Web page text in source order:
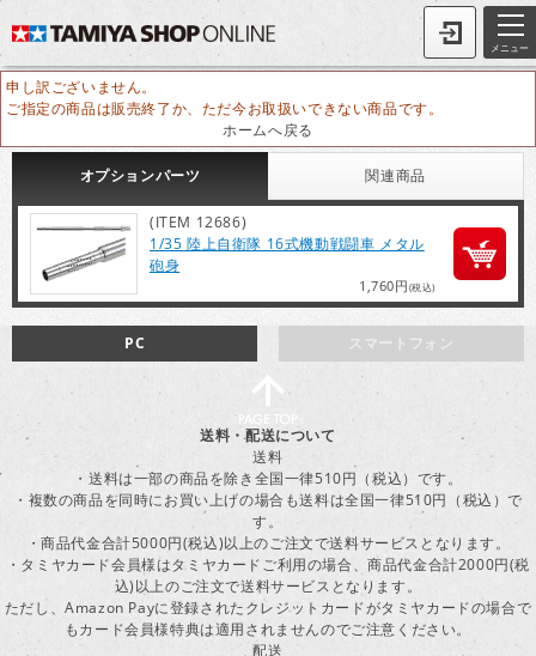
メニュー
申し訳ございません。
ご指定の商品は販売終了か、ただ今お取扱いできない商品です。
ホームへ戻る
オプションパーツ 関連商品
(ITEM 12686)
1/35 陸上自衛隊 16式機動戦闘車 メタル
砲身
1,760円(税込)
スマートフォン
PC
送料・配送について
送料
・送料は一部の商品を除き全国一律510円（税込）です。
・複数の商品を同時にお買い上げの場合も送料は全国一律510円（税込）で
す。
・商品代金合計5000円(税込)以上のご注文で送料サービスとなります。
・タミヤカード会員様はタミヤカードご利用の場合、商品代金合計2000円(税
込)以上のご注文で送料サービスとなります。
ただし、Amazon Payに登録されたクレジットカードがタミヤカードの場合で
もカード会員様特典は適用されませんのでご注意ください。
配送